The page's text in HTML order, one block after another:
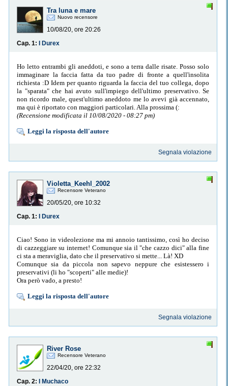
Tra luna e mare
Nuovo recensore
10/08/20, ore 20:26
Cap. 1:
I Durex
Ho letto entrambi gli aneddoti, e sono a terra dalle risate. Posso solo
immaginare la faccia fatta da tuo padre di fronte a quell'insolita
richiesta :D Idem per quanto riguarda la faccia del tuo collega, dopo
la "sparata" che hai avuto sull'impiego dell'ultimo preservativo. Se
non ricordo male, quest'ultimo aneddoto me lo avevi già accennato,
ma qui è riportato con maggiori particolari. Alla prossima (:
(Recensione modificata il 10/08/2020 - 08:27 pm)
Leggi la risposta dell'autore
Segnala violazione
Violetta_Keehl_2002
Recensore Veterano
20/05/20, ore 10:32
Cap. 1:
I Durex
Ciao! Sono in videolezione ma mi annoio tantissimo, così ho deciso
di cazzeggiare su internet! Comunque sia il "che cazzo dici" alla fine
ci sta a meraviglia, dato che il preservativo si mette... Là! XD
Comunque sia da piccola non sapevo neppure che esistessero i
preservativi (li ho "scoperti" alle medie)!
Ora però vado, a presto!
Leggi la risposta dell'autore
Segnala violazione
River Rose
Recensore Veterano
22/04/20, ore 22:32
Cap. 2:
I Muchaco